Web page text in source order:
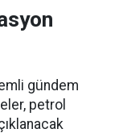
gündem
petrol